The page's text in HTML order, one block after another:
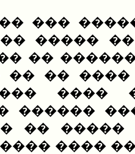
���
((���
�������
���� ��
����
���
�����
�� ����